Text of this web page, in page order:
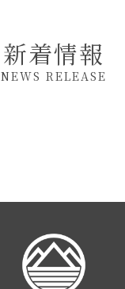
新着情報
NEWS RELEASE